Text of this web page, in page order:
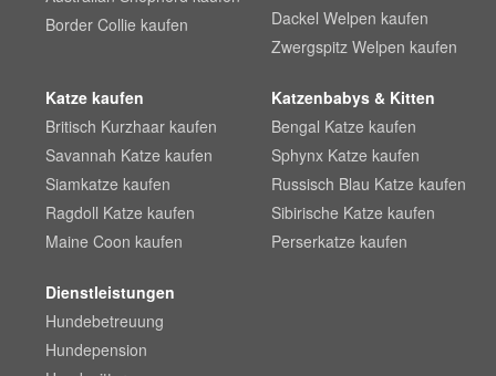
Border Collie kaufen
Dackel Welpen kaufen
Zwergspitz Welpen kaufen
Katze kaufen
Britisch Kurzhaar kaufen
Savannah Katze kaufen
Siamkatze kaufen
Ragdoll Katze kaufen
Maine Coon kaufen
Katzenbabys & Kitten
Bengal Katze kaufen
Sphynx Katze kaufen
Russisch Blau Katze kaufen
Sibirische Katze kaufen
Perserkatze kaufen
Dienstleistungen
Hundebetreuung
Hundepension